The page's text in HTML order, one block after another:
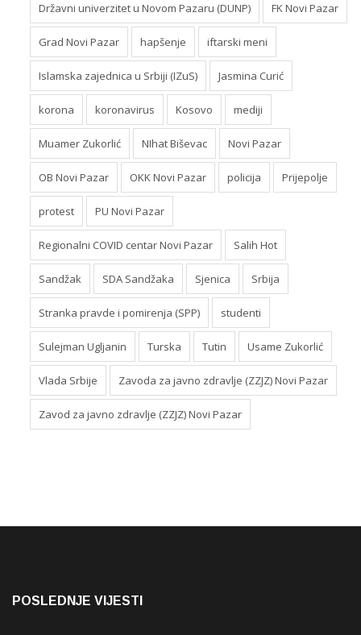
Državni univerzitet u Novom Pazaru (DUNP) FK Novi Pazar
Grad Novi Pazar hapšenje iftarski meni
Islamska zajednica u Srbiji (IZuS) Jasmina Curić
korona koronavirus Kosovo mediji
Muamer Zukorlić NIhat Biševac Novi Pazar
OB Novi Pazar OKK Novi Pazar policija Prijepolje
protest PU Novi Pazar
Regionalni COVID centar Novi Pazar Salih Hot
Sandžak SDA Sandžaka Sjenica Srbija
Stranka pravde i pomirenja (SPP) studenti
Sulejman Ugljanin Turska Tutin Usame Zukorlić
Vlada Srbije Zavoda za javno zdravlje (ZZJZ) Novi Pazar
Zavod za javno zdravlje (ZZJZ) Novi Pazar
POSLEDNJE VIJESTI